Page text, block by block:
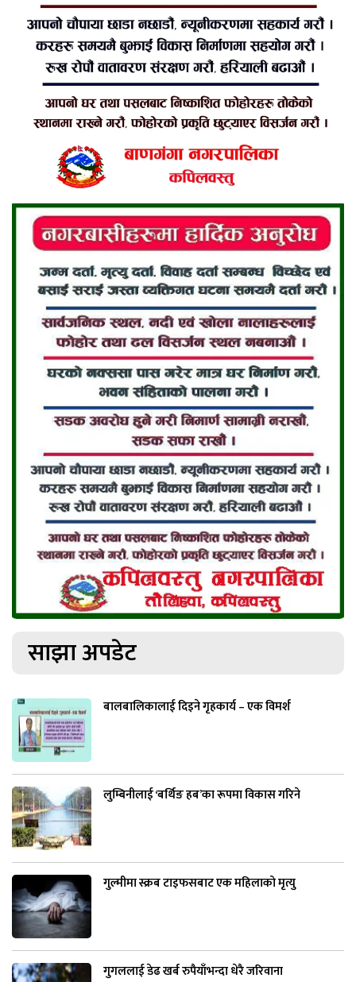
साझा अपडेट
बालबालिकालाई दिइने गृहकार्य – एक विमर्श
लुम्बिनीलाई ‘बर्थिङ हब’का रूपमा विकास गरिने
गुल्मीमा स्क्रब टाइफसबाट एक महिलाको मृत्यु
गुगललाई डेढ खर्ब रुपैयाँभन्दा धेरै जरिवाना